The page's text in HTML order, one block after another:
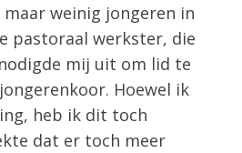
weinig jongeren in
pastoraal werkster, die
mij uit om lid te
Hoewel ik
heb ik dit toch
dat er toch meer